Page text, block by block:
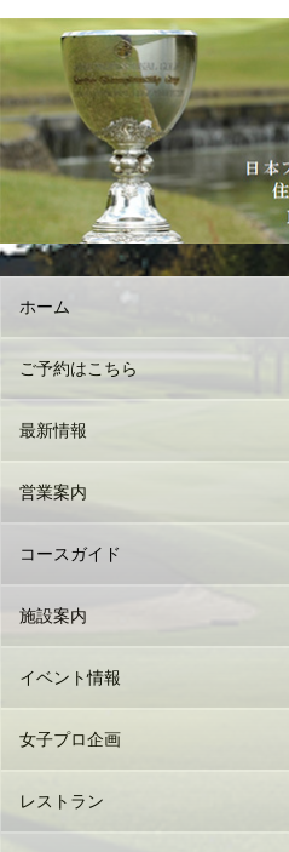
ホーム
ご予約はこちら
最新情報
営業案内
コースガイド
施設案内
イベント情報
女子プロ企画
レストラン